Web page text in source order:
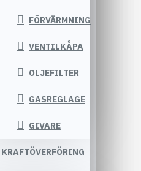
FÖRVÄRMNING
VENTILKÅPA
OLJEFILTER
GASREGLAGE
GIVARE
KRAFTÖVERFÖRING